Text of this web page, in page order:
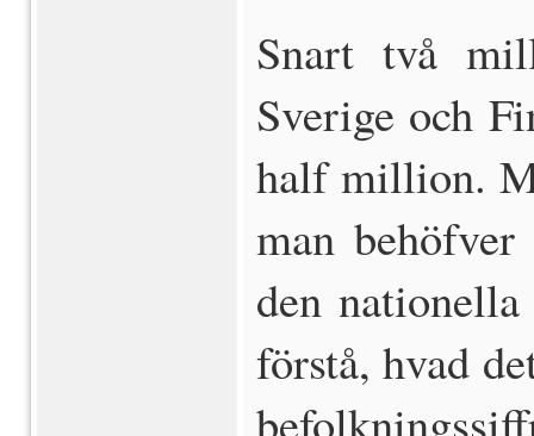
Snart två
Sverige och
half million.
man
den
förstå, hvad